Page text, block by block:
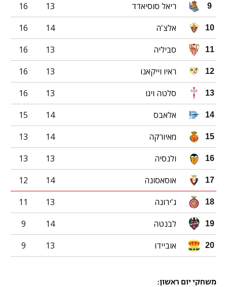
9 ריאל סוסיאדד 13
16
10 אלצ'ה 14
16
11 סביליה 13
16
12 ראיו וייקאנו 13
16
13 סלטה ויגו 13
16
14 אלאבס 14
15
15 מאיורקה 14
13
16 ולנסיה 13
13
17 אוסאסונה 14
12
18 ג'ירונה 13
11
19 לבנטה 14
9
20 אוביידו 13
9
משחקי יום ראשון: